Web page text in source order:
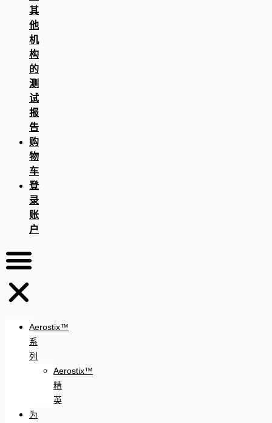
其
他
机
构
的
测
试
报
告
购
物
车
登
录
账
户
Aerostix™
系
列
Aerostix™
精
英
为